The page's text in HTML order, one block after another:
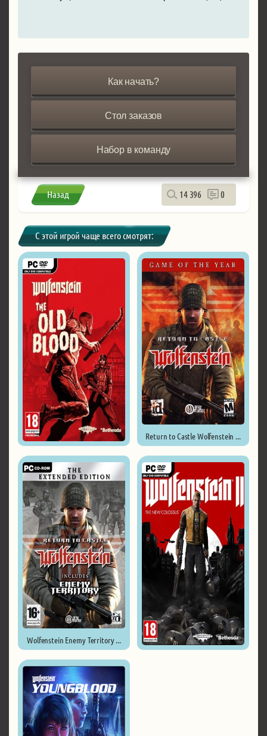
Как начать?
Стол заказов
Набор в команду
Назад 14 396 0
С этой игрой чаще всего смотрят:
Return to Castle Wolfenstein ...
Wolfenstein Enemy Territory ...